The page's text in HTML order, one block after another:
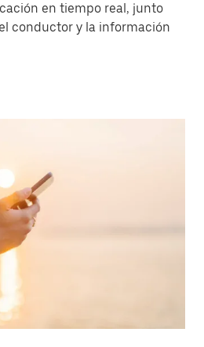
en tiempo real, junto
conductor y la información